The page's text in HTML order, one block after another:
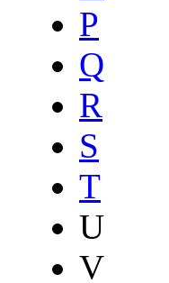
P
Q
R
S
T
U
V